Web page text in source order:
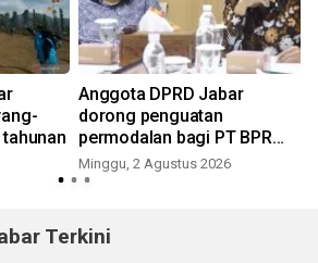
Anggota DPRD Jabar
dorong penguatan
permodalan bagi PT BPR
Cirebon
Minggu, 2 Agustus 2026
Terkini